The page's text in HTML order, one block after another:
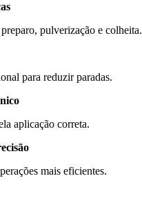
pulverização e colheita.
para reduzir paradas.
aplicação correta.
mais eficientes.